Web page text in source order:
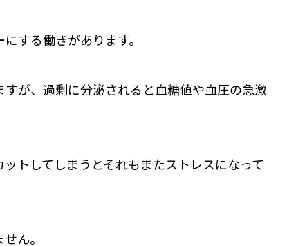
する働きがあります。
が、過剰に分泌されると血糖値や血圧の急激
トしてしまうとそれもまたストレスになって
ん。